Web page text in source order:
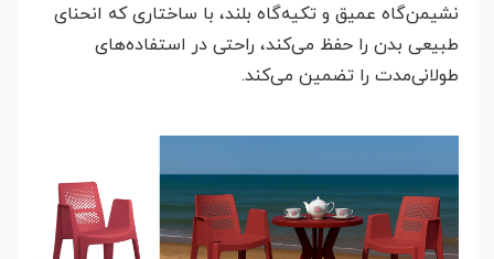
نشیمن‌گاه عمیق و تکیه‌گاه بلند، با ساختاری که انحنای
طبیعی بدن را حفظ می‌کند، راحتی در استفاده‌های
طولانی‌مدت را تضمین می‌کند.